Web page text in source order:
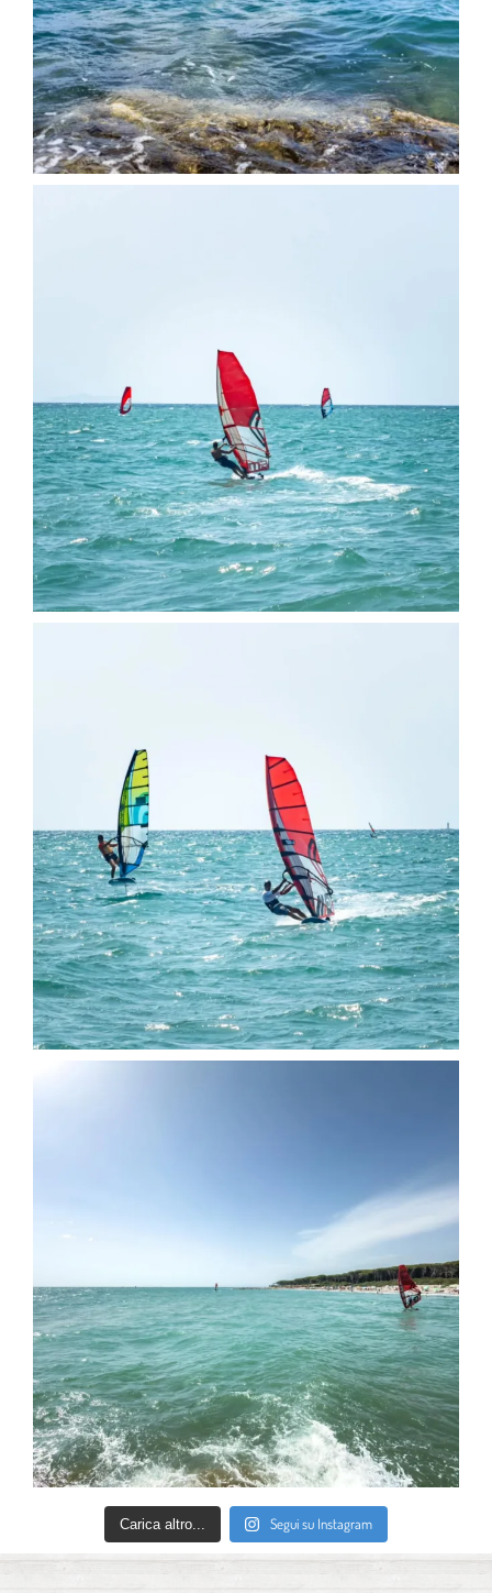
Carica altro... Segui su Instagram